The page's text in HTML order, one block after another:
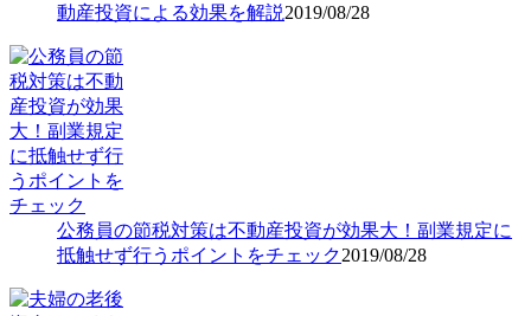
動産投資による効果を解説2019/08/28
公務員の節税対策は不動産投資が効果大！副業規定に
抵触せず行うポイントをチェック2019/08/28